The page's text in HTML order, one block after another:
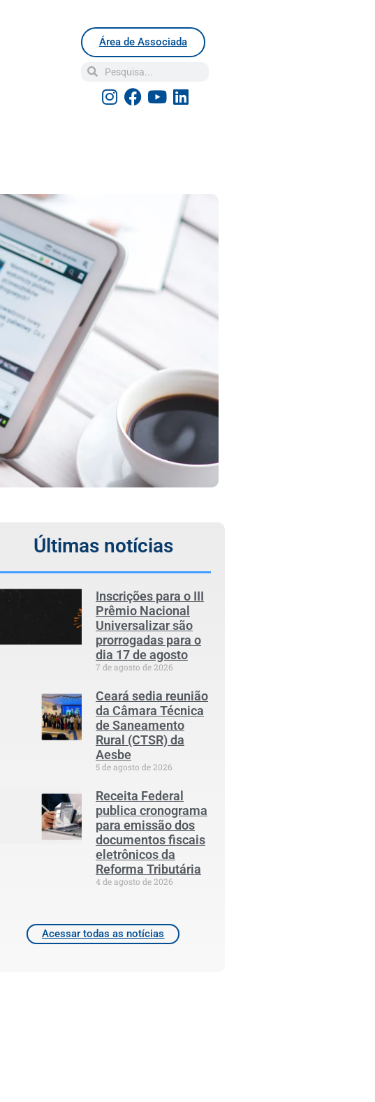
Área de Associada
Últimas notícias
Inscrições para o III
Prêmio Nacional
Universalizar são
prorrogadas para o
dia 17 de agosto
7 de agosto de 2026
Ceará sedia reunião
da Câmara Técnica
de Saneamento
Rural (CTSR) da
Aesbe
5 de agosto de 2026
Receita Federal
publica cronograma
para emissão dos
documentos fiscais
eletrônicos da
Reforma Tributária
4 de agosto de 2026
Acessar todas as notícias